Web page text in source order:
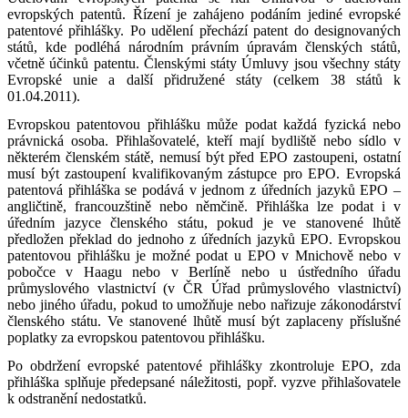
evropských patentů. Řízení je zahájeno podáním jediné evropské
patentové přihlášky. Po udělení přechází patent do designovaných
států, kde podléhá národním právním úpravám členských států,
včetně účinků patentu. Členskými státy Úmluvy jsou všechny státy
Evropské unie a další přidružené státy (celkem 38 států k
01.04.2011).
Evropskou patentovou přihlášku může podat každá fyzická nebo
právnická osoba. Přihlašovatelé, kteří mají bydliště nebo sídlo v
některém členském státě, nemusí být před EPO zastoupeni, ostatní
musí být zastoupení kvalifikovaným zástupce pro EPO. Evropská
patentová přihláška se podává v jednom z úředních jazyků EPO –
angličtině, francouzštině nebo němčině. Přihláška lze podat i v
úředním jazyce členského státu, pokud je ve stanovené lhůtě
předložen překlad do jednoho z úředních jazyků EPO. Evropskou
patentovou přihlášku je možné podat u EPO v Mnichově nebo v
pobočce v Haagu nebo v Berlíně nebo u ústředního úřadu
průmyslového vlastnictví (v ČR Úřad průmyslového vlastnictví)
nebo jiného úřadu, pokud to umožňuje nebo nařizuje zákonodárství
členského státu. Ve stanovené lhůtě musí být zaplaceny příslušné
poplatky za evropskou patentovou přihlášku.
Po obdržení evropské patentové přihlášky zkontroluje EPO, zda
přihláška splňuje předepsané náležitosti, popř. vyzve přihlašovatele
k odstranění nedostatků.